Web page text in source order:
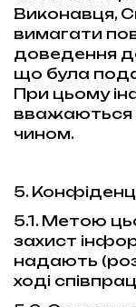
Виконавця,
вимагати
доведення
що була
При цьому
чином.
5.
5.1. Метою
захист
надають
ході